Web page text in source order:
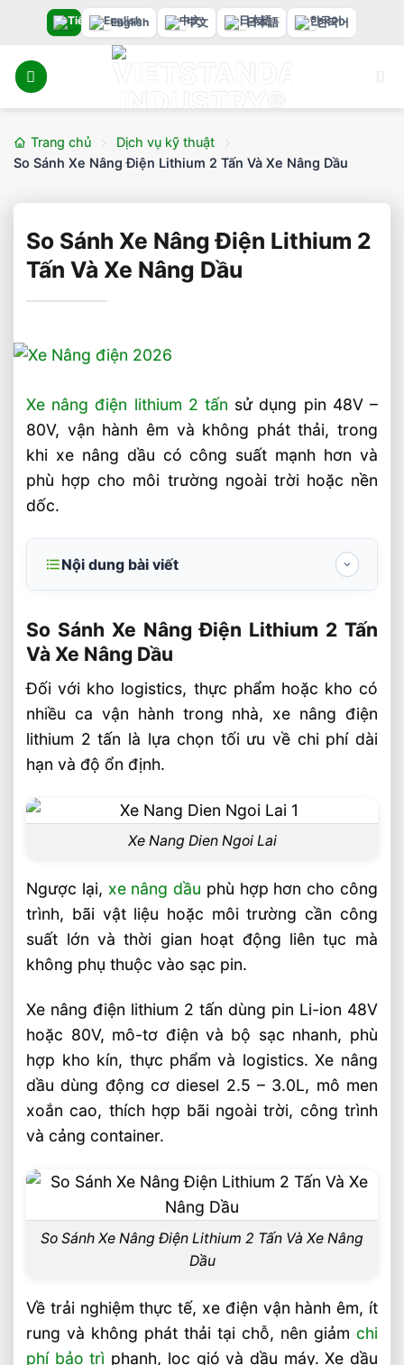
nội
dung
English 中文 日本語 한국어
Trang chủ
Dịch vụ kỹ thuật
So Sánh Xe Nâng Điện Lithium 2 Tấn Và Xe Nâng Dầu
So Sánh Xe Nâng Điện Lithium 2
Tấn Và Xe Nâng Dầu
Xe nâng điện lithium 2 tấn sử dụng pin 48V –
80V, vận hành êm và không phát thải, trong
khi xe nâng dầu có công suất mạnh hơn và
phù hợp cho môi trường ngoài trời hoặc nền
dốc.
Nội dung bài viết
Xe Nâng Dầu
Thông số kỹ thuật cần so sánh trước khi
mua
Giá Các Loại Xe Nâng Điện 2 Tấn Tại
VietStandard
Giá Xe Nâng Dầu 2 Tấn Tại VietStandard
Phân loại nhanh xe nâng dầu 2 tấn
EP, iMOW, Heli, Maxlion khác nhau ở
Câu hỏi thường gặp về xe nâng dầu và xe
nâng điện 2 tấn FAQ
Xe nâng điện lithium 2 tấn có đủ mạnh
để thay xe dầu không?
Pin lithium của xe nâng điện dùng được
bao lâu?
Doanh nghiệp nên ưu tiên tiêu chí nào
khi mua xe nâng?
Video xe nâng dầu và xe nâng điện
Liên hệ mua sản phẩm
Bài Viết Liên Quan
Sai Lầm Phổ Biến Khi Chọn Xe Nâng Điện
Cần Tránh Ngay
Chọn Loại Bánh Xe Nâng Điện Theo Môi
Chọn Tải Trọng Xe Nâng Điện Theo
Trọng Lượng Thực Tế
Chọn Xe Nâng Điện Theo Ngành Phù
So Sánh Xe Nâng Điện Lithium 2 Tấn
Và Xe Nâng Dầu
Đối với kho logistics, thực phẩm hoặc kho có
nhiều ca vận hành trong nhà, xe nâng điện
lithium 2 tấn là lựa chọn tối ưu về chi phí dài
hạn và độ ổn định.
Xe Nang Dien Ngoi Lai
Ngược lại, xe nâng dầu phù hợp hơn cho công
trình, bãi vật liệu hoặc môi trường cần công
suất lớn và thời gian hoạt động liên tục mà
không phụ thuộc vào sạc pin.
Xe nâng điện lithium 2 tấn dùng pin Li-ion 48V
hoặc 80V, mô-tơ điện và bộ sạc nhanh, phù
hợp kho kín, thực phẩm và logistics. Xe nâng
dầu dùng động cơ diesel 2.5 – 3.0L, mô men
xoắn cao, thích hợp bãi ngoài trời, công trình
và cảng container.
So Sánh Xe Nâng Điện Lithium 2 Tấn Và Xe Nâng
Dầu
Về trải nghiệm thực tế, xe điện vận hành êm, ít
rung và không phát thải tại chỗ, nên giảm chi
phí bảo trì phanh, lọc gió và dầu máy. Xe dầu